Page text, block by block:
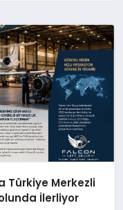
Türkiye Merkezli
İlerliyor